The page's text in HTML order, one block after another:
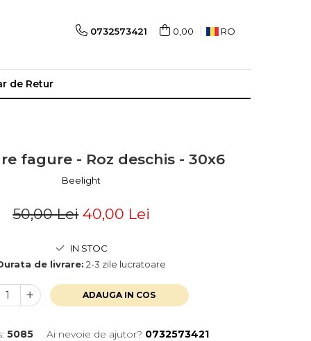
0732573421 0,00 RO
de Retur
fagure - Roz deschis - 30x6
Beelight
50,00 Lei 40,00 Lei
IN STOC
de livrare: 2-3 zile lucratoare
ADAUGA IN COS
5085 Ai nevoie de ajutor? 0732573421